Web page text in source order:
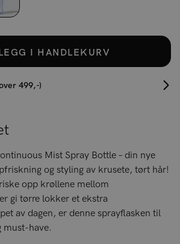
I HANDLEKURV
499,-)
Mist Spray Bottle – din nye
og styling av krusete, tørt hår!
opp krøllene mellom
gi tørre lokker et ekstra
av dagen, er denne sprayflasken til
have.